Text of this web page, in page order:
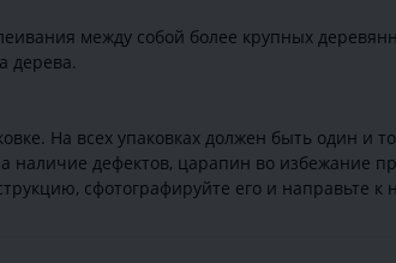
между собой более крупных
дерева.
На всех упаковках должен быть один и
наличие дефектов, царапин во избежание
сфотографируйте его и направьте к